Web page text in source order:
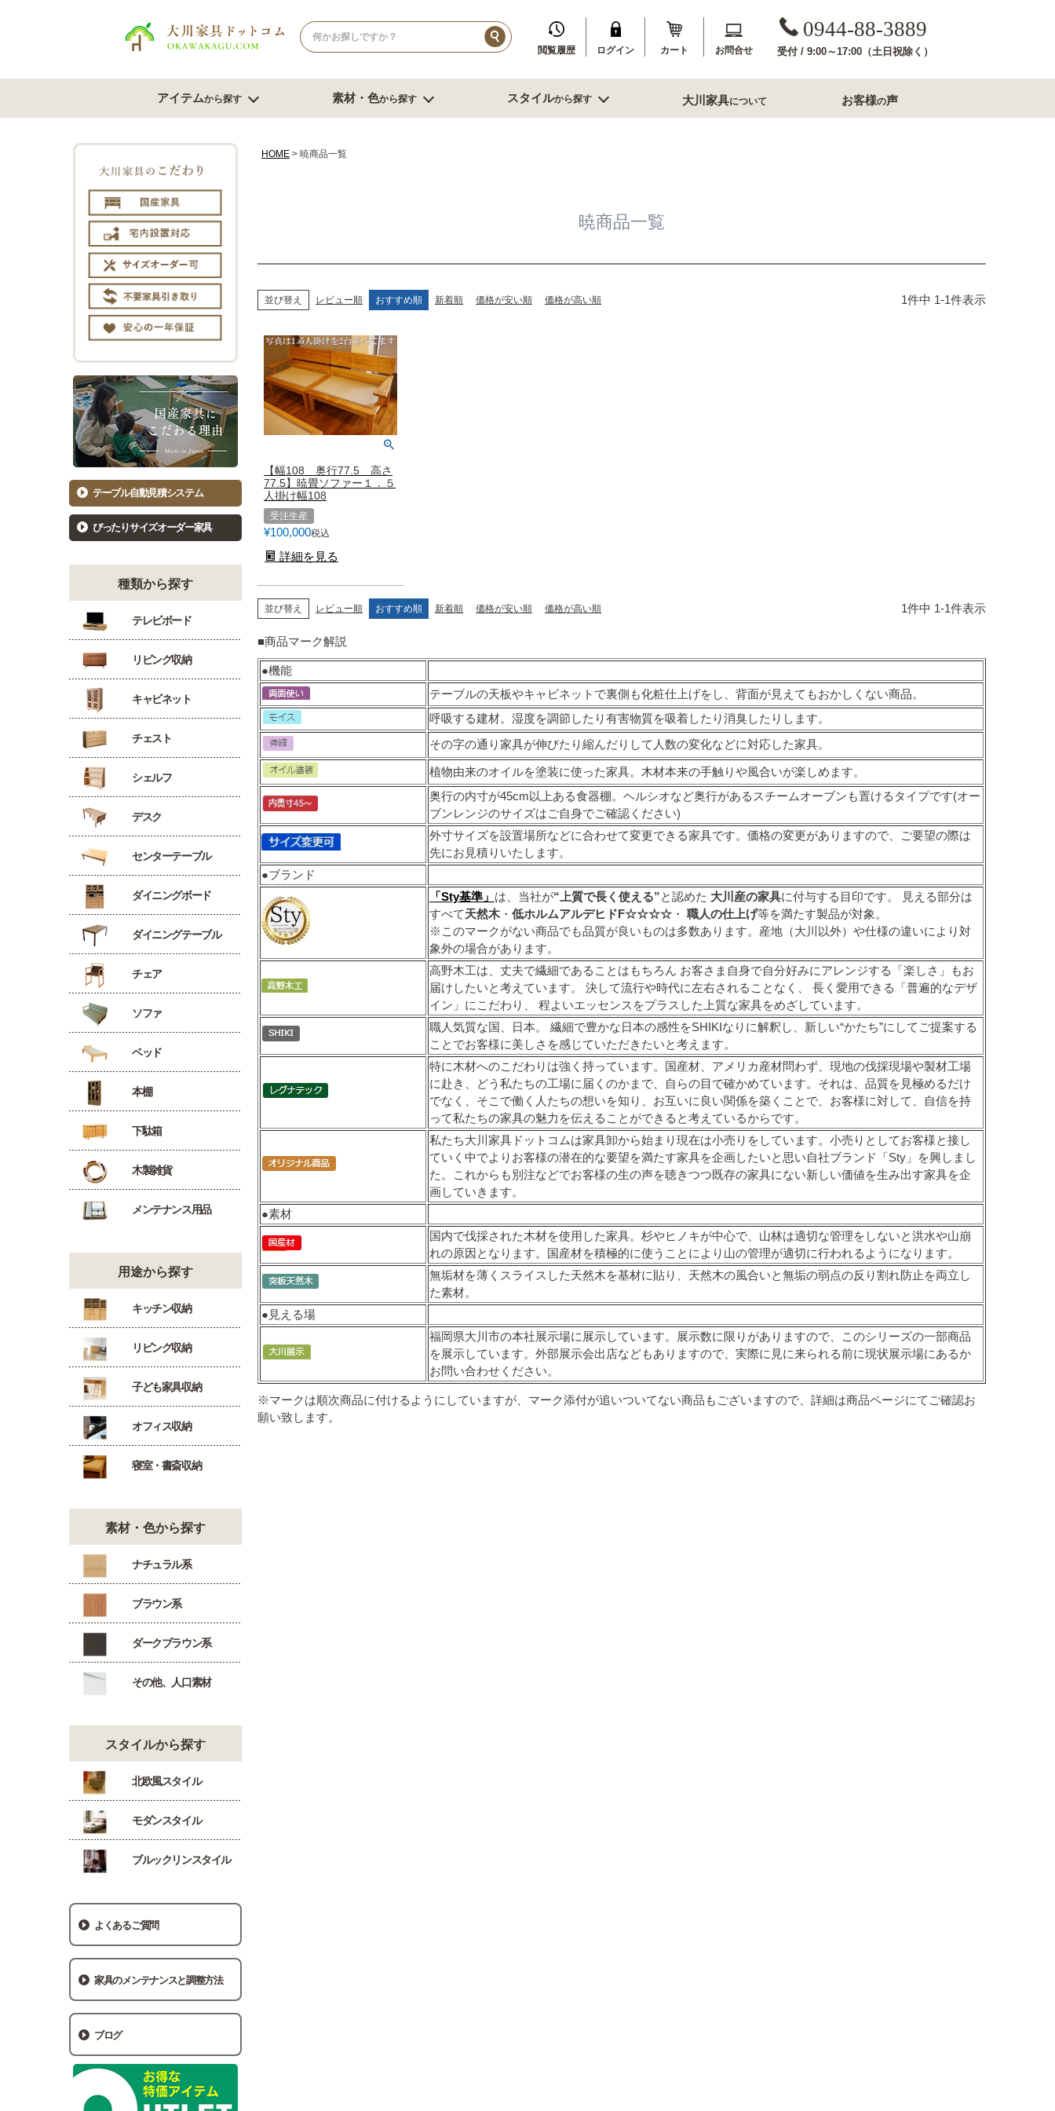
閲覧履歴 ログイン カート お問合せ
0944-88-3889
受付 / 9:00～17:00（土日祝除く）
アイテムから探す
テレビボード
幅150cm台
コーナーテレビ台
テレビチェスト
もっと見る
チェスト・たんす
チェスト幅61cm～80cm
チェスト幅101cm～120cm
着物たんす
もっと見る
洋服たんす
洋服タンス幅61～80cm
洋服タンス幅81～100cm
洋服タンス幅101～120cm
テーブル
ダイニング家具
ベンチ
バーカウンター
ダイニングセット
キッチン収納
食器棚101～120cm
キッチンカウンター
ソファー
ミラー
素材・色から探す スタイルから探す 大川家具について お客様の声
テーブル自動見積システム
ぴったりサイズオーダー家具
種類から探す
テレビボード
リビング収納
キャビネット
チェスト
シェルフ
デスク
センターテーブル
ダイニングボード
ダイニングテーブル
チェア
ソファ
ベッド
本棚
下駄箱
木製雑貨
メンテナンス用品
用途から探す
キッチン収納
リビング収納
子ども家具収納
オフィス収納
寝室・書斎収納
素材・色から探す
ナチュラル系
ブラウン系
ダークブラウン系
その他、人口素材
スタイルから探す
北欧風スタイル
モダンスタイル
ブルックリンスタイル
よくあるご質問
家具のメンテナンスと調整方法
ブログ
HOME 暁商品一覧
暁商品一覧
並び替え レビュー順 おすすめ順 新着順 価格が安い順 価格が高い順 1件中 1-1件表示
【幅108 奥行77.5 高さ
77.5】暁畳ソファー１．５
人掛け幅108
受注生産
¥100,000税込
詳細を見る
並び替え レビュー順 おすすめ順 新着順 価格が安い順 価格が高い順 1件中 1-1件表示
■商品マーク解説
●機能
テーブルの天板やキャビネットで裏側も化粧仕上げをし、背面が見えてもおかしくない商品。
呼吸する建材。湿度を調節したり有害物質を吸着したり消臭したりします。
その字の通り家具が伸びたり縮んだりして人数の変化などに対応した家具。
植物由来のオイルを塗装に使った家具。木材本来の手触りや風合いが楽しめます。
奥行の内寸が45cm以上ある食器棚。ヘルシオなど奥行があるスチームオーブンも置けるタイプです(オー
ブンレンジのサイズはご自身でご確認ください)
外寸サイズを設置場所などに合わせて変更できる家具です。価格の変更がありますので、ご要望の際は
先にお見積りいたします。
●ブランド
「Sty基準」 は、当社が“上質で長く使える”と認めた 大川産の家具に付与する目印です。 見える部分は
すべて天然木 ・ 低ホルムアルデヒドF☆☆☆☆ ・ 職人の仕上げ等を満たす製品が対象。
※このマークがない商品でも品質が良いものは多数あります。産地（大川以外）や仕様の違いにより対
象外の場合があります。
高野木工は、丈夫で繊細であることはもちろん お客さま自身で自分好みにアレンジする「楽しさ」もお
届けしたいと考えています。 決して流行や時代に左右されることなく、 長く愛用できる「普遍的なデザ
イン」にこだわり、 程よいエッセンスをプラスした上質な家具をめざしています。
職人気質な国、日本。 繊細で豊かな日本の感性をSHIKIなりに解釈し、新しい“かたち”にしてご提案する
ことでお客様に美しさを感じていただきたいと考えます。
特に木材へのこだわりは強く持っています。国産材、アメリカ産材問わず、現地の伐採現場や製材工場
に赴き、どう私たちの工場に届くのかまで、自らの目で確かめています。それは、品質を見極めるだけ
でなく、そこで働く人たちの想いを知り、お互いに良い関係を築くことで、お客様に対して、自信を持
って私たちの家具の魅力を伝えることができると考えているからです。
私たち大川家具ドットコムは家具卸から始まり現在は小売りをしています。小売りとしてお客様と接し
ていく中でよりお客様の潜在的な要望を満たす家具を企画したいと思い自社ブランド「Sty」を興しまし
た。これからも別注などでお客様の生の声を聴きつつ既存の家具にない新しい価値を生み出す家具を企
画していきます。
●素材
国内で伐採された木材を使用した家具。杉やヒノキが中心で、山林は適切な管理をしないと洪水や山崩
れの原因となります。国産材を積極的に使うことにより山の管理が適切に行われるようになります。
無垢材を薄くスライスした天然木を基材に貼り、天然木の風合いと無垢の弱点の反り割れ防止を両立し
た素材。
●見える場
福岡県大川市の本社展示場に展示しています。展示数に限りがありますので、このシリーズの一部商品
を展示しています。外部展示会出店などもありますので、実際に見に来られる前に現状展示場にあるか
お問い合わせください。
※マークは順次商品に付けるようにしていますが、マーク添付が追いついてない商品もございますので、詳細は商品ページにてご確認お
願い致します。